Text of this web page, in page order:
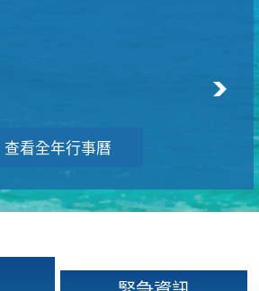
查看全年行事曆